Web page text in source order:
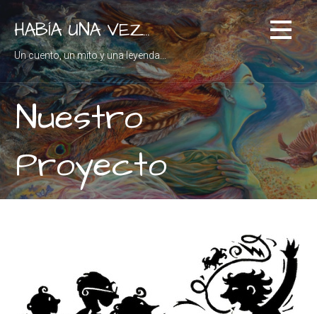
i
t
o
c
o
n
t
e
HABÍA UNA VEZ...
Un cuento, un mito y una leyenda...
Nuestro
Proyecto